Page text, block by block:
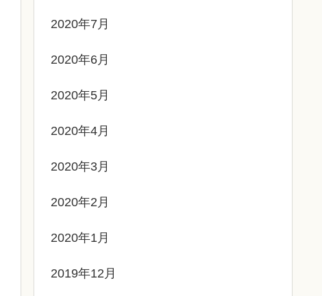
2020年7月
2020年6月
2020年5月
2020年4月
2020年3月
2020年2月
2020年1月
2019年12月